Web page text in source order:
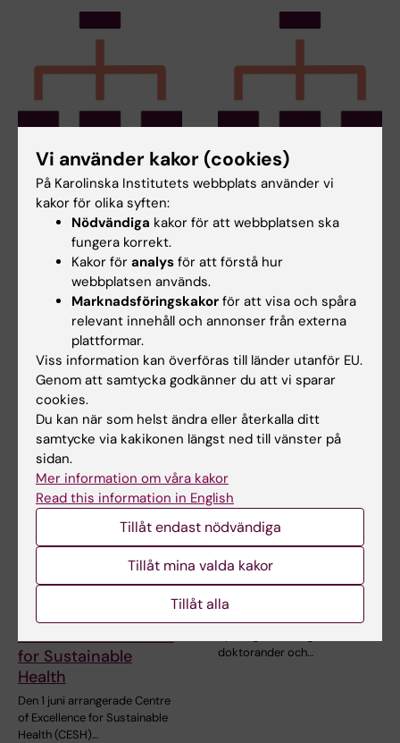
KI Biobank,
Komparativ medicin
och ytterligare några
core-faciliteter är nu
del av RIKI
KI:s gemensamma
organisation för
forskningsinfrastruktur, RIKI,
KI Biobank,
Komparativ medicin
core-faciliteter är nu
forskningsinfrastruktur, RIKI,
tar emot…
23 jun 2026
KI-Africa Student
Network anordnade
evenemang
tillsammans med
for Sustainable
Health
Den 1 juni arrangerade Centre
of Excellence for Sustainable
Health (CESH)…
11 jun 2026
Nya
migrationsrättsliga
regler för forskare
och doktorander
Den svenska regeringen inför
doktorander och…
Vi använder kakor (cookies)
På Karolinska Institutets webbplats använder vi
kakor för olika syften:
Nödvändiga kakor för att webbplatsen ska
fungera korrekt.
Kakor för analys för att förstå hur
webbplatsen används.
Marknadsföringskakor för att visa och spåra
relevant innehåll och annonser från externa
plattformar.
Viss information kan överföras till länder utanför EU.
Genom att samtycka godkänner du att vi sparar
cookies.
Du kan när som helst ändra eller återkalla ditt
samtycke via kakikonen längst ned till vänster på
sidan.
Mer information om våra kakor
Read this information in English
Tillåt endast nödvändiga
Tillåt mina valda kakor
Tillåt alla